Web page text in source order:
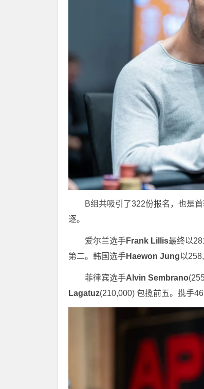
B组共吸引了322份报名，也是
逐。
爱尔兰选手Frank Lillis最终以
第二。韩国选手Haewon Jung以
菲律宾选手Alvin Sembrano
Lagatuz(210,000) 包揽前五。携手